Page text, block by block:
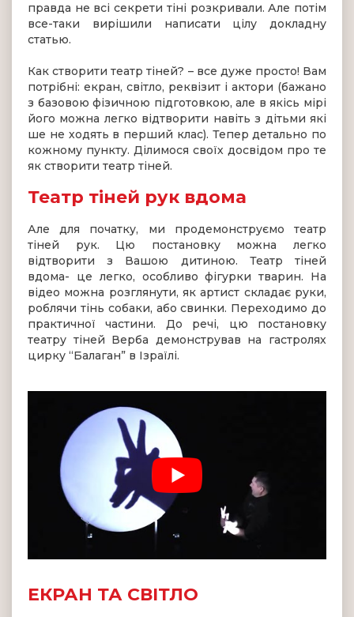
правда не всі секрети тіні розкривали. Але потім
все-таки вирішили написати цілу докладну
статью.
Как створити театр тіней? – все дуже просто! Вам
потрібні: екран, світло, реквізит і актори (бажано
з базовою фізичною підготовкою, але в якісь мірі
його можна легко відтворити навіть з дітьми які
ше не ходять в перший клас). Тепер детально по
кожному пункту. Ділимося своїх досвідом про те
як створити театр тіней.
Театр тіней рук вдома
Але для початку, ми продемонструємо театр
тіней рук. Цю постановку можна легко
відтворити з Вашою дитиною. Театр тіней
вдома- це легко, особливо фігурки тварин. На
відео можна розглянути, як артист складає руки,
роблячи тінь собаки, або свинки. Переходимо до
практичної частини. До речі, цю постановку
театру тіней Верба демонстрував на гастролях
цирку “Балаган” в Ізраїлі.
ЕКРАН ТА СВІТЛО